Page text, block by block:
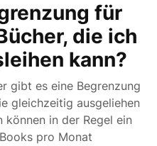
für
die ich
kann?
gibt es eine Begrenzung
gleichzeitig ausgeliehen
können in der Regel ein
pro Monat